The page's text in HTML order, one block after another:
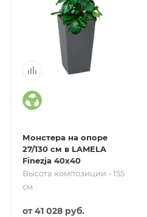
Монстера на опоре
27/130 см в LAMELA
Finezja 40x40
Высота композиции - 155
см
от41 028 руб.